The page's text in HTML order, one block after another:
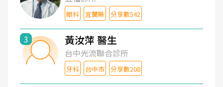
眼科 宜蘭縣 分享數542
3 黃汝萍 醫生
台中光流聯合診所
牙科 台中市 分享數208